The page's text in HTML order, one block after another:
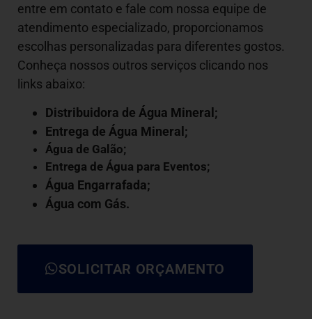
entre em contato e fale com nossa equipe de
atendimento especializado, proporcionamos
escolhas personalizadas para diferentes gostos.
Conheça nossos outros serviços clicando nos
links abaixo:
Distribuidora de Água Mineral;
Entrega de Água Mineral;
Água de Galão;
Entrega de Água para Eventos;
Água Engarrafada;
Água com Gás.
SOLICITAR ORÇAMENTO